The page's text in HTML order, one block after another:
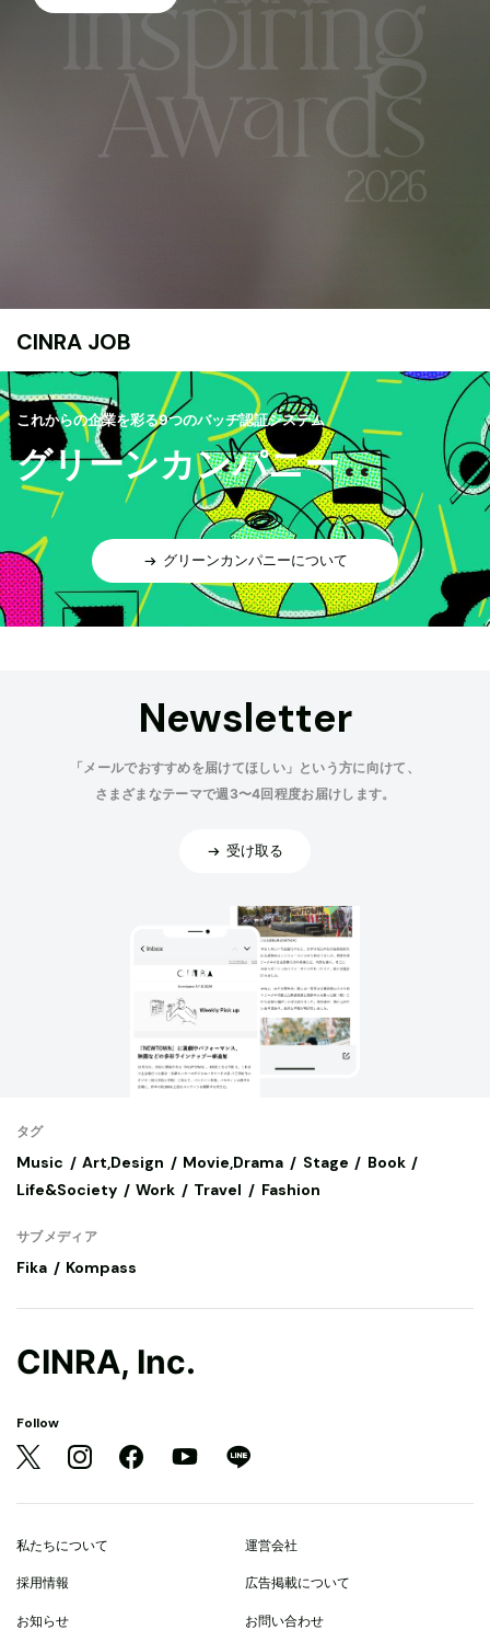
CINRA JOB
これからの企業を彩る9つのバッヂ認証システム
グリーンカンパニー
グリーンカンパニーについて
Newsletter
「メールでおすすめを届けてほしい」という方に向けて、
さまざまなテーマで週3〜4回程度お届けします。
受け取る
タグ
Music Art,Design Movie,Drama Stage
Book
Life&Society
Work Travel Fashion
サブメディア
Fika Kompass
CINRA, Inc.
Follow
私たちについて 運営会社
採用情報 広告掲載について
お知らせ お問い合わせ